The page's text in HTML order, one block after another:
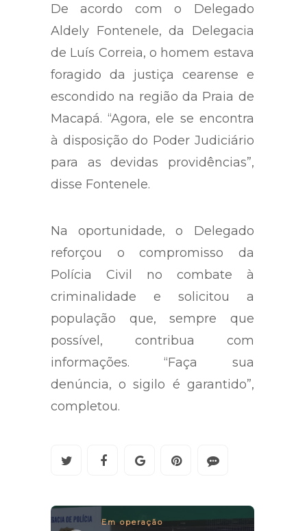
De acordo com o Delegado
Aldely Fontenele, da Delegacia
de Luís Correia, o homem estava
foragido da justiça cearense e
escondido na região da Praia de
Macapá. “Agora, ele se encontra
à disposição do Poder Judiciário
para as devidas providências”,
disse Fontenele.
Na oportunidade, o Delegado
reforçou o compromisso da
Polícia Civil no combate à
criminalidade e solicitou a
população que, sempre que
possível, contribua com
informações. “Faça sua
denúncia, o sigilo é garantido”,
completou.
Em operação